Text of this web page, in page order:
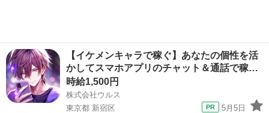
【イケメンキャラで稼ぐ】あなたの個性を活
かしてスマホアプリのチャット＆通話で稼…
時給1,500円
株式会社ウルス
東京都 新宿区
5月5日